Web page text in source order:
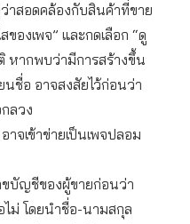
าสอดคล้องกับสินค้าที่ขาย
ของเพจ” และกดเลือก “ดู
หากพบว่ามีการสร้างขึ้น
นชื่อ อาจสงสัยไว้ก่อนว่า
ลวง
จเข้าข่ายเป็นเพจปลอม
ขบัญชีของผู้ขายก่อนว่า
ม่ โดยนำชื่อ-นามสกุล